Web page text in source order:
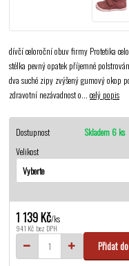
dívčí celoroční obuv firmy Protetika
stélka pevný opatek příjemné
dva suché zipy zvýšený gumový okop
zdravotní nezávadnost o...celý popis
Dostupnost
Skladem 6 ks
Velikost
1 139 Kč/ks
941 Kč bez DPH
Přidat